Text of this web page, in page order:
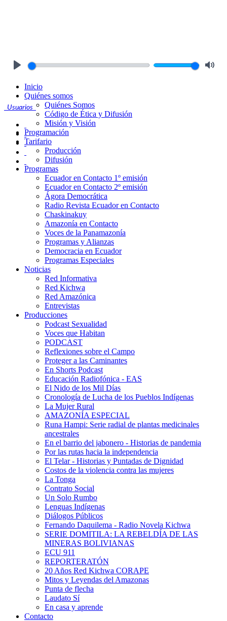
Usuarios
Inicio
Quiénes somos
Quiénes Somos
Código de Ética y Difusión
Misión y Visión
Programación
Tarifario
Producción
Difusión
Programas
Ecuador en Contacto 1º emisión
Ecuador en Contacto 2º emisión
Ágora Democrática
Radio Revista Ecuador en Contacto
Chaskinakuy
Amazonía en Contacto
Voces de la Panamazonía
Programas y Alianzas
Democracia en Ecuador
Programas Especiales
Noticias
Red Informativa
Red Kichwa
Red Amazónica
Entrevistas
Producciones
Podcast Sexualidad
Voces que Habitan
PODCAST
Reflexiones sobre el Campo
Proteger a las Caminantes
En Shorts Podcast
Educación Radiofónica - EAS
El Nido de los Mil Días
Cronología de Lucha de los Pueblos Indígenas
La Mujer Rural
AMAZONÍA ESPECIAL
Runa Hampi: Serie radial de plantas medicinales
ancestrales
En el barrio del jabonero - Historias de pandemia
Por las rutas hacia la independencia
El Telar - Historias y Puntadas de Dignidad
Costos de la violencia contra las mujeres
La Tonga
Contrato Social
Un Solo Rumbo
Lenguas Indígenas
Diálogos Públicos
Fernando Daquilema - Radio Novela Kichwa
SERIE DOMITILA: LA REBELDÍA DE LAS
MINERAS BOLIVIANAS
ECU 911
REPORTERATÓN
20 Años Red Kichwa CORAPE
Mitos y Leyendas del Amazonas
Punta de flecha
Laudato Sí
En casa y aprende
Contacto